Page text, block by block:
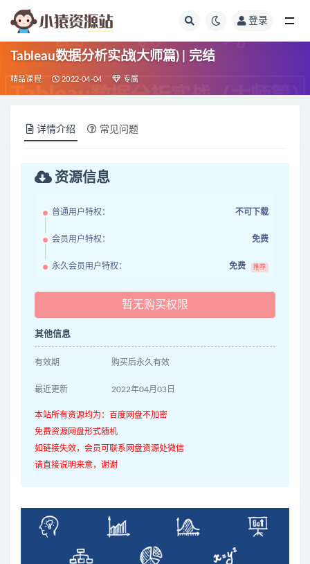
登录
Tableau数据分析实战(大师篇) | 完结
精品课程 2022-04-04 专属
详情介绍 常见问题
资源信息
普通用户特权： 不可下载
会员用户特权： 免费
永久会员用户特权： 免费 推荐
暂无购买权限
其他信息
有效期 购买后永久有效
最近更新 2022年04月03日
本站所有资源均为：百度网盘不加密
免费资源网盘形式随机
如链接失效，会员可联系网盘资源处微信
请直接说明来意，谢谢